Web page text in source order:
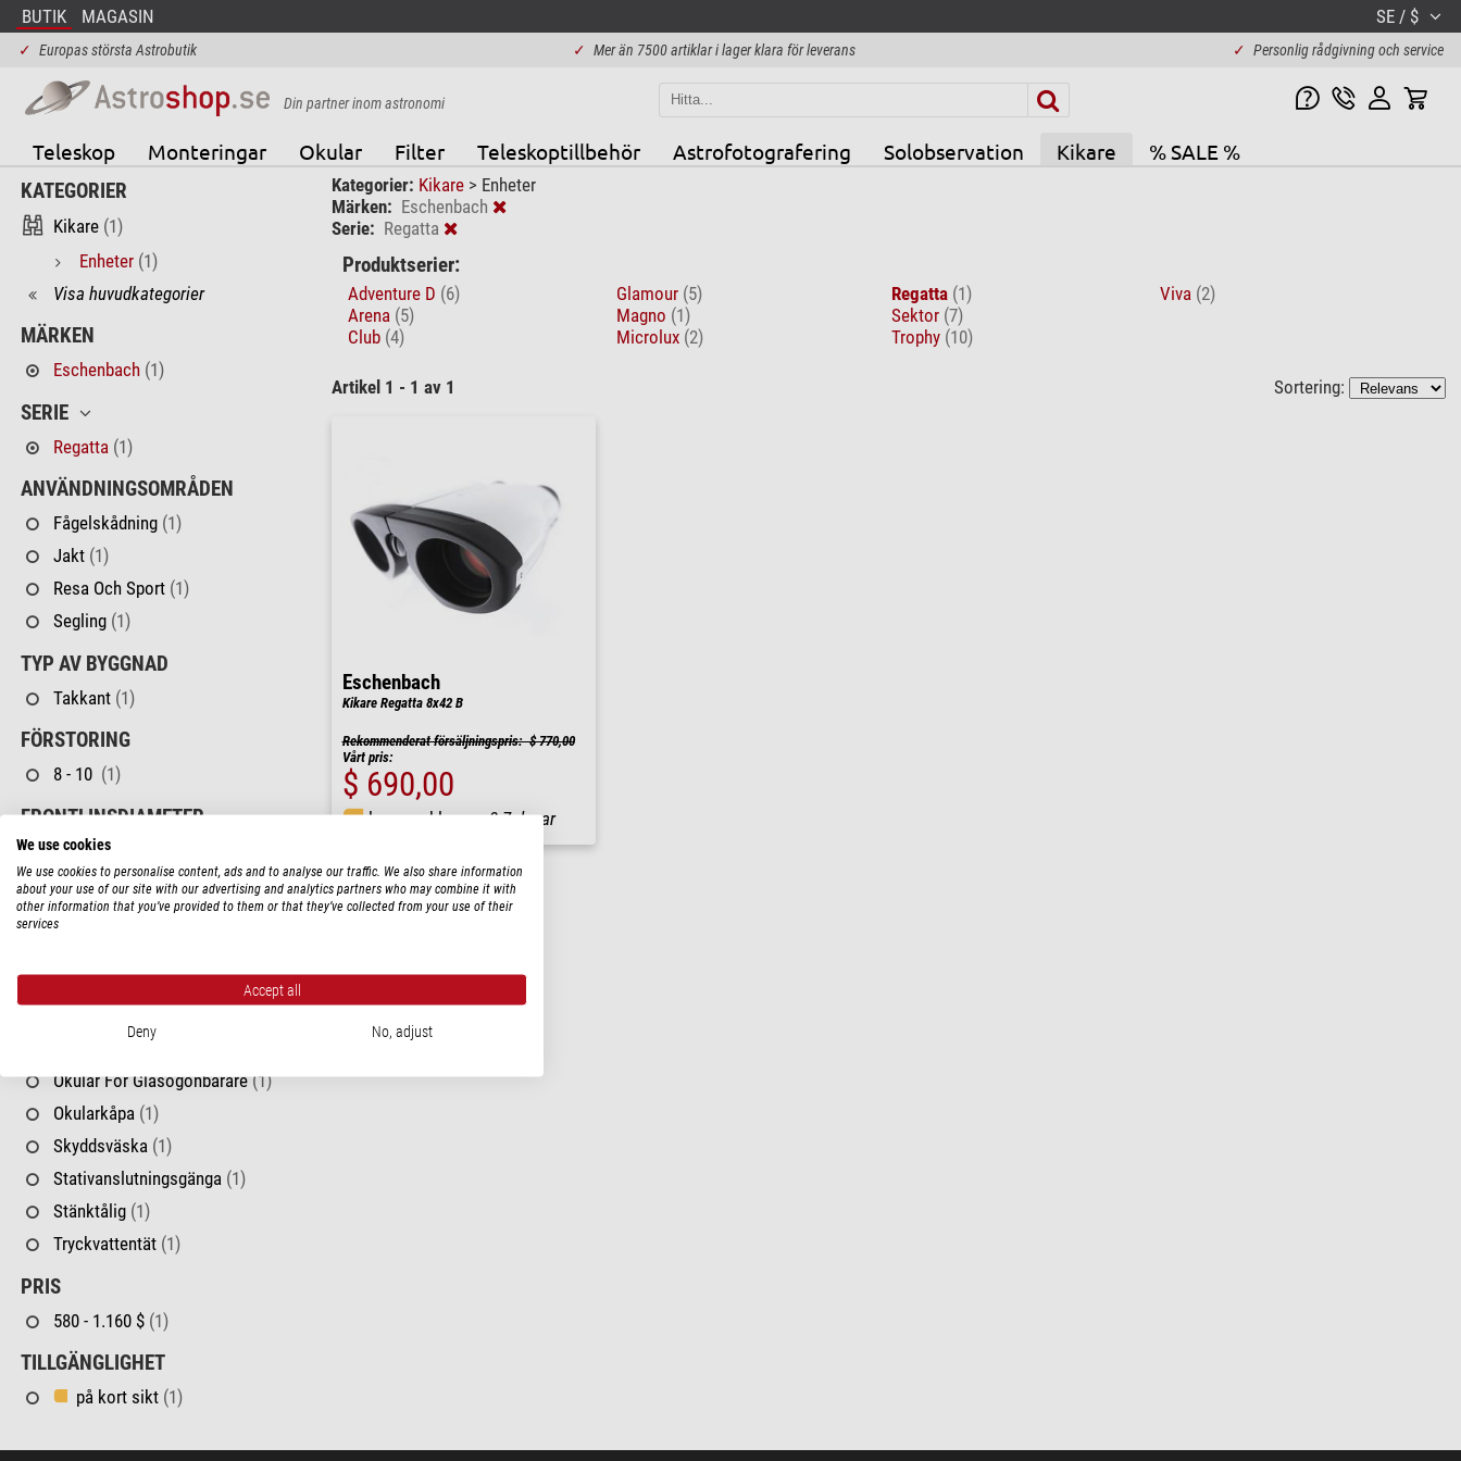
BUTIK MAGASIN SE / $
✓ Europas största Astrobutik ✓ Mer än 7500 artiklar i lager klara för leverans ✓ Personlig rådgivning och service
Din partner inom astronomi
Teleskop Monteringar Okular Filter Teleskoptillbehör Astrofotografering Solobservation Kikare % SALE %
KATEGORIER
Kikare (1)
Enheter (1)
Visa huvudkategorier
MÄRKEN
Eschenbach (1)
SERIE
Regatta (1)
ANVÄNDNINGSOMRÅDEN
Fågelskådning (1)
Jakt (1)
Resa Och Sport (1)
Segling (1)
TYP AV BYGGNAD
Takkant (1)
FÖRSTORING
8 - 10 (1)
FRONTLINSDIAMETER
42 - 50 mm
NÄRINSTÄLLNINGSGRÄNS
2 - 4 m
VIKT
600 - 800 g(1)
SÄRSKILDA EGENSKAPER
Okular För Glasögonbärare(1)
Okularkåpa (1)
Skyddsväska (1)
Stativanslutningsgänga (1)
Stänktålig (1)
Tryckvattentät (1)
PRIS
580 - 1.160 $ (1)
TILLGÄNGLIGHET
på kort sikt (1)
Kategorier: Kikare > Enheter
Märken: Eschenbach
Serie: Regatta
Produktserier:
Adventure D (6)
Arena (5)
Club (4)
Glamour (5)
Magno (1)
Microlux (2)
Regatta (1)
Sektor (7)
Trophy (10)
Viva (2)
Artikel 1 - 1 av 1 Sortering:
Eschenbach
Kikare Regatta 8x42 B
Rekommenderat försäljningspris: $ 770,00
Vårt pris:
$ 690,00
leveransklar om3-7 dagar
We use cookies
We use cookies to personalise content, ads and to analyse our traffic. We also share information
about your use of our site with our advertising and analytics partners who may combine it with
other information that you’ve provided to them or that they’ve collected from your use of their
services
Accept all
Deny No, adjust